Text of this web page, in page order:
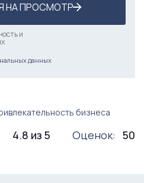
НА ПРОСМОТР
и
данных
бизнеса
4.8 из 5 Оценок: 50